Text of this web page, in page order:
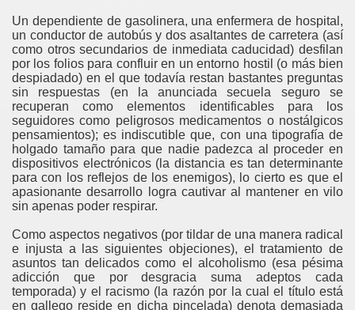
Un dependiente de gasolinera, una enfermera de hospital,
un conductor de autobús y dos asaltantes de carretera (así
como otros secundarios de inmediata caducidad) desfilan
por los folios para confluir en un entorno hostil (o más bien
despiadado) en el que todavía restan bastantes preguntas
sin respuestas (en la anunciada secuela seguro se
recuperan como elementos identificables para los
seguidores como peligrosos medicamentos o nostálgicos
pensamientos); es indiscutible que, con una tipografía de
holgado tamaño para que nadie padezca al proceder en
dispositivos electrónicos (la distancia es tan determinante
para con los reflejos de los enemigos), lo cierto es que el
apasionante desarrollo logra cautivar al mantener en vilo
sin apenas poder respirar.
Como aspectos negativos (por tildar de una manera radical
e injusta a las siguientes objeciones), el tratamiento de
asuntos tan delicados como el alcoholismo (esa pésima
adicción que por desgracia suma adeptos cada
temporada) y el racismo (la razón por la cual el título está
en gallego reside en dicha pincelada) denota demasiada